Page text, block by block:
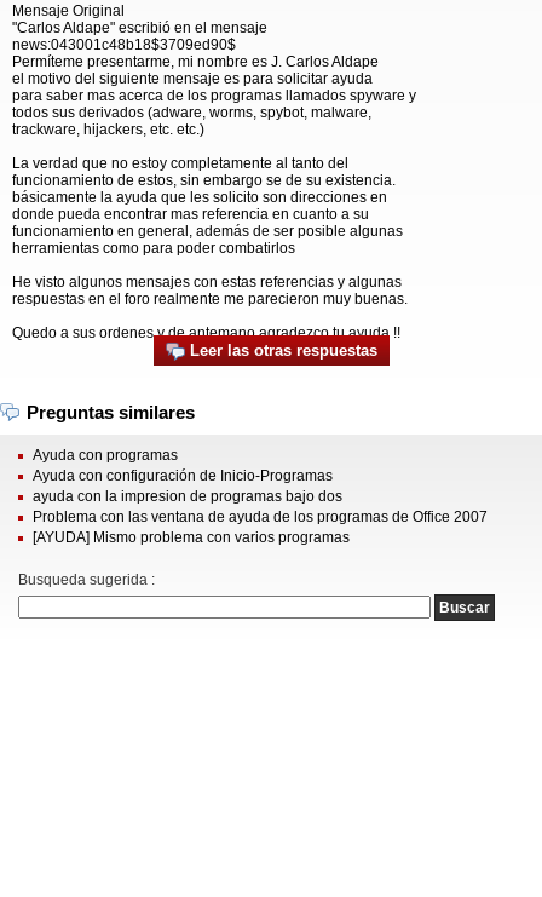
Mensaje Original
"Carlos Aldape" escribió en el mensaje
news:043001c48b18$3709ed90$
Permíteme presentarme, mi nombre es J. Carlos Aldape
el motivo del siguiente mensaje es para solicitar ayuda
para saber mas acerca de los programas llamados spyware y
todos sus derivados (adware, worms, spybot, malware,
trackware, hijackers, etc. etc.)
La verdad que no estoy completamente al tanto del
funcionamiento de estos, sin embargo se de su existencia.
básicamente la ayuda que les solicito son direcciones en
donde pueda encontrar mas referencia en cuanto a su
funcionamiento en general, además de ser posible algunas
herramientas como para poder combatirlos
He visto algunos mensajes con estas referencias y algunas
respuestas en el foro realmente me parecieron muy buenas.
Quedo a sus ordenes y de antemano agradezco tu ayuda !!
Leer las otras respuestas
Preguntas similares
Ayuda con programas
Ayuda con configuración de Inicio-Programas
ayuda con la impresion de programas bajo dos
Problema con las ventana de ayuda de los programas de Office 2007
[AYUDA] Mismo problema con varios programas
Busqueda sugerida :